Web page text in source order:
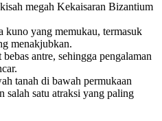
megah Kekaisaran Bizantium
kuno yang memukau, termasuk
menakjubkan.
antre, sehingga pengalaman
tanah di bawah permukaan
salah satu atraksi yang paling